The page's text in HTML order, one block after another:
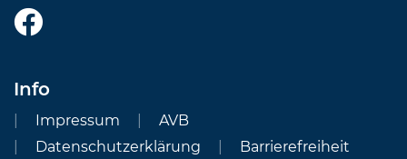
Info
Impressum
AVB
Datenschutzerklärung
Barrierefreiheit